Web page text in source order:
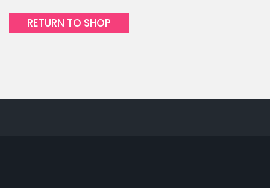
RETURN TO SHOP